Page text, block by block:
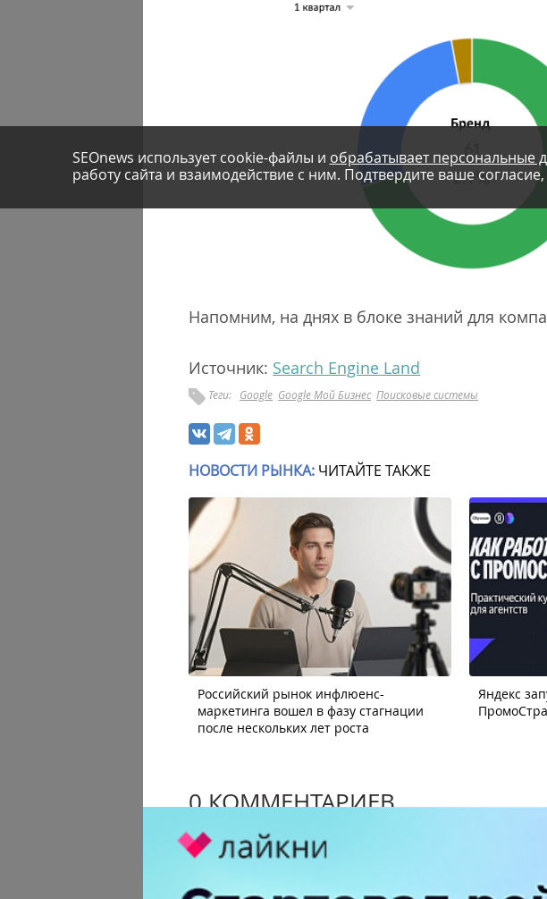
Напомним, на днях в блоке знаний для
Источник: Search Engine Land
Теги: Google Google Мой Бизнес Поисковые системы
SEOnews использует cookie-файлы и обрабатывает персональные
работу сайта и взаимодействие с ним. Подтвердите ваше
НОВОСТИ РЫНКА: ЧИТАЙТЕ ТАКЖЕ
Российский рынок инфлюенс-
маркетинга вошел в фазу стагнации
после нескольких лет роста
Яндекс
0 КОММЕНТАРИЕВ